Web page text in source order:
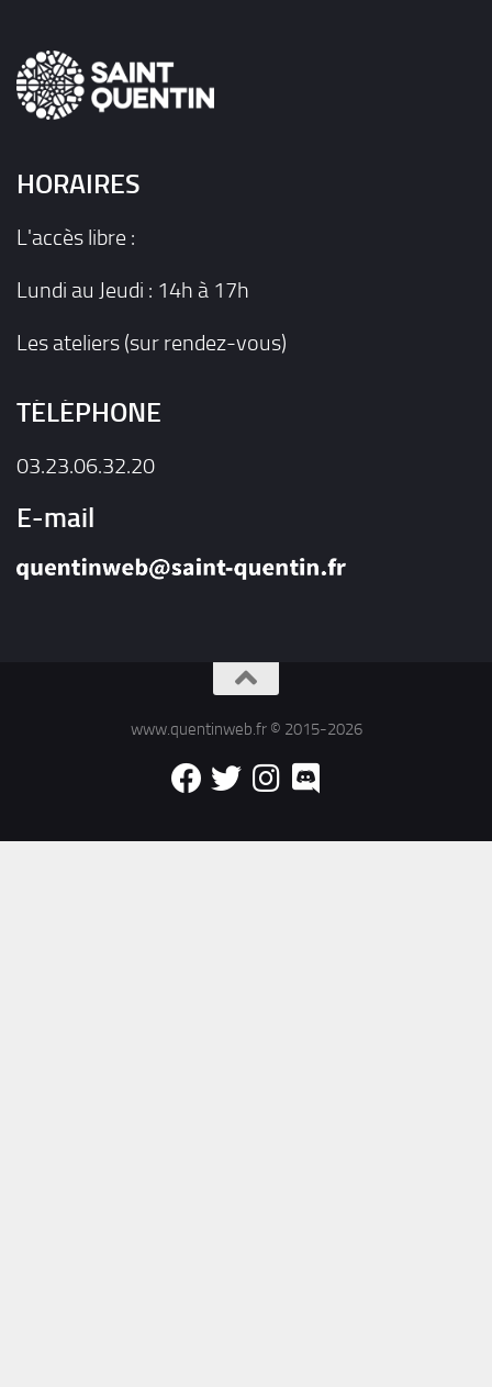
HORAIRES
L'accès libre :
Lundi au Jeudi : 14h à 17h
Les ateliers (sur rendez-vous)
TÉLÉPHONE
03.23.06.32.20
E-mail
www.quentinweb.fr © 2015-2026